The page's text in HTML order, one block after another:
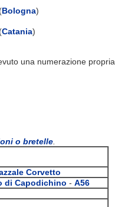
(Bologna)
(Catania)
una numerazione propria.
o bretelle
Corvetto
di Capodichino - A56